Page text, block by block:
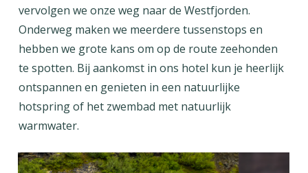
vervolgen we onze weg naar de Westfjorden.
Onderweg maken we meerdere tussenstops en
hebben we grote kans om op de route zeehonden
te spotten. Bij aankomst in ons hotel kun je heerlijk
ontspannen en genieten in een natuurlijke
hotspring of het zwembad met natuurlijk
warmwater.